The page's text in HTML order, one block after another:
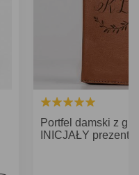
Portfel damski z
INICJAŁY prezent